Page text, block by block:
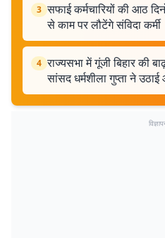
3 सफाई कर्मचारियों की आठ
से काम पर लौटेंगे संविदा कर्मी
4 राज्यसभा में गूंजी बिहार की
सांसद धर्मशीला गुप्ता ने